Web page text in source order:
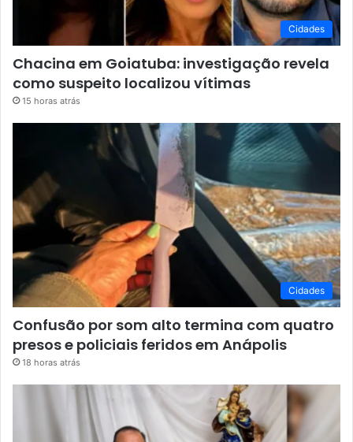
Cidades
Chacina em Goiatuba: investigação revela
como suspeito localizou vítimas
15 horas atrás
Cidades
Confusão por som alto termina com quatro
presos e policiais feridos em Anápolis
18 horas atrás